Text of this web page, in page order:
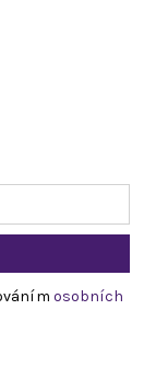
osobních